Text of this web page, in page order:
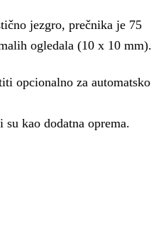
jezgro, prečnika je 75
ogledala (10 x 10 mm).
opcionalno za automatsko
kao dodatna oprema.